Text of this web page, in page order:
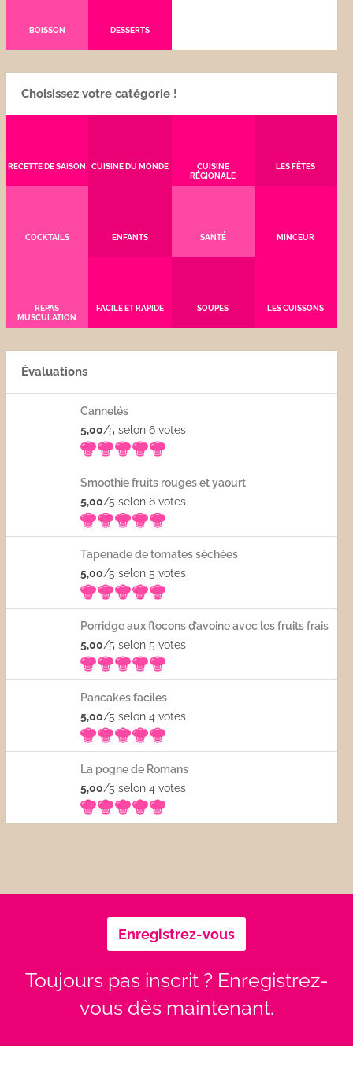
BOISSON DESSERTS
Choisissez votre catégorie !
RECETTE DE SAISON CUISINE DU MONDE
CUISINE
RÉGIONALE
LES FÊTES
COCKTAILS ENFANTS SANTÉ MINCEUR
REPAS
MUSCULATION
FACILE ET RAPIDE SOUPES LES CUISSONS
Évaluations
Cannelés
5,00/5 selon 6votes
Smoothie fruits rouges et yaourt
5,00/5 selon 6votes
Tapenade de tomates séchées
5,00/5 selon 5votes
Porridge aux flocons d’avoine avec les fruits frais
5,00/5 selon 5votes
Pancakes faciles
5,00/5 selon 4votes
La pogne de Romans
5,00/5 selon 4votes
Enregistrez-vous
Toujours pas inscrit ? Enregistrez-
vous dès maintenant.